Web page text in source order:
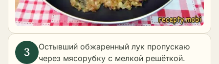
Остывший обжаренный лук пропускаю
через мясорубку с мелкой решёткой.